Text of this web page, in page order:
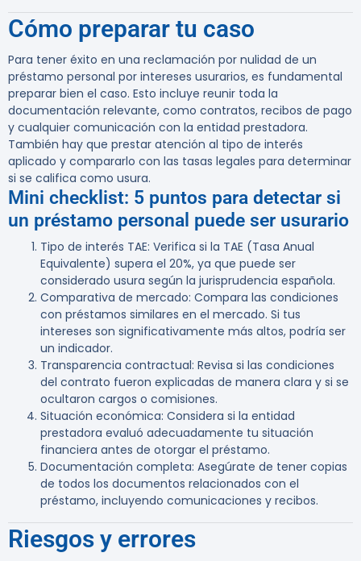
Cómo preparar tu caso
Para tener éxito en una reclamación por nulidad de un
préstamo personal por intereses usurarios, es fundamental
preparar bien el caso. Esto incluye reunir toda la
documentación relevante, como contratos, recibos de pago
y cualquier comunicación con la entidad prestadora.
También hay que prestar atención al tipo de interés
aplicado y compararlo con las tasas legales para determinar
si se califica como usura.
Mini checklist: 5 puntos para detectar si
un préstamo personal puede ser usurario
Tipo de interés TAE: Verifica si la TAE (Tasa Anual
Equivalente) supera el 20%, ya que puede ser
considerado usura según la jurisprudencia española.
Comparativa de mercado: Compara las condiciones
con préstamos similares en el mercado. Si tus
intereses son significativamente más altos, podría ser
un indicador.
Transparencia contractual: Revisa si las condiciones
del contrato fueron explicadas de manera clara y si se
ocultaron cargos o comisiones.
Situación económica: Considera si la entidad
prestadora evaluó adecuadamente tu situación
financiera antes de otorgar el préstamo.
Documentación completa: Asegúrate de tener copias
de todos los documentos relacionados con el
préstamo, incluyendo comunicaciones y recibos.
Riesgos y errores